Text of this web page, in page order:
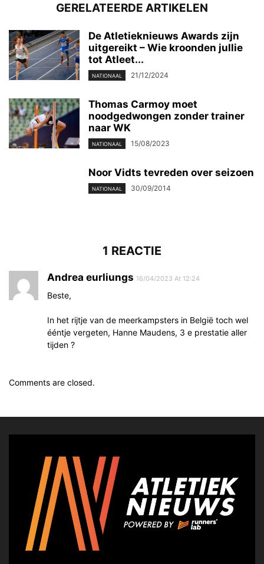
GERELATEERDE ARTIKELEN
De Atletieknieuws Awards zijn
uitgereikt – Wie kroonden jullie
tot Atleet...
NATIONAAL 21/12/2024
Thomas Carmoy moet
noodgedwongen zonder trainer
naar WK
NATIONAAL 15/08/2023
Noor Vidts tevreden over seizoen
NATIONAAL 30/09/2014
1 REACTIE
Andrea eurliungs 16/04/2023 At 12:24
Beste,
In het rijtje van de meerkampsters in België toch wel
ééntje vergeten, Hanne Maudens, 3 e prestatie aller
tijden ?
Comments are closed.